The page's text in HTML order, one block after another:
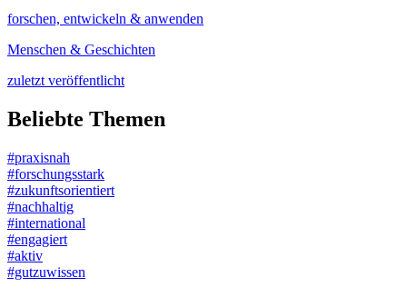
forschen, entwickeln & anwenden
Menschen & Geschichten
zuletzt veröffentlicht
Beliebte Themen
#praxisnah
#forschungsstark
#zukunftsorientiert
#nachhaltig
#international
#engagiert
#aktiv
#gutzuwissen